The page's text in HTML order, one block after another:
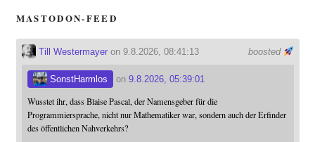
MASTODON-FEED
boosted
Till Westermayeron 9.8.2026, 08:41:13
SonstHarmlos on 9.8.2026, 05:39:01
Wusstet ihr, dass Blaise Pascal, der Namensgeber für die
Programmiersprache, nicht nur Mathematiker war, sondern auch der Erfinder
des öffentlichen Nahverkehrs?